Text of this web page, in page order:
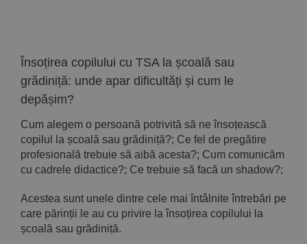
Însoțirea copilului cu TSA la școală sau
grădiniță: unde apar dificultăți și cum le
depășim?
Cum alegem o persoană potrivită să ne însoțească
copilul la școală sau grădiniță?; Ce fel de pregătire
profesională trebuie să aibă acesta?; Cum comunicăm
cu cadrele didactice?; Ce trebuie să facă un shadow?;
Acestea sunt unele dintre cele mai întâlnite întrebări pe
care părinții le au cu privire la însoțirea copilului la
școală sau grădiniță.